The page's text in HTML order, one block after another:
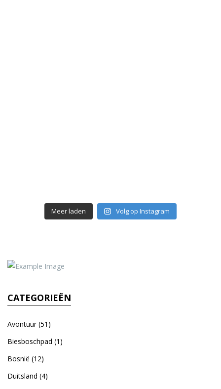
Meer laden Volg op Instagram
CATEGORIEËN
Avontuur(51)
Biesboschpad (1)
Bosnië (12)
Duitsland (4)